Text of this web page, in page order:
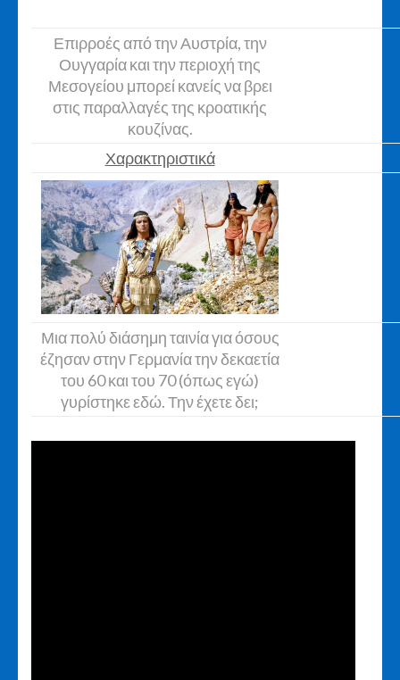
Επιρροές από την Αυστρία, την
Ουγγαρία και την περιοχή της
Μεσογείου μπορεί κανείς να βρει
στις παραλλαγές της κροατικής
κουζίνας.
Χαρακτηριστικά
Μια πολύ διάσημη ταινία για όσους
έζησαν στην Γερμανία την δεκαετία
του 60 και του 70 (όπως εγώ)
γυρίστηκε εδώ. Την έχετε δει;